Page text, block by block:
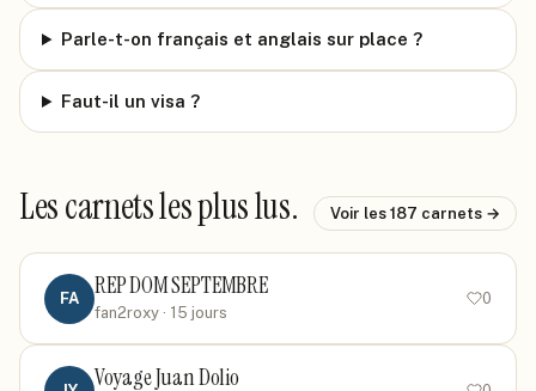
Parle-t-on français et anglais sur place ?
Faut-il un visa ?
Les carnets les plus lus. Voir les 187 carnets →
FA REP DOM SEPTEMBRE
fan2roxy · 15 jours
0
Voyage Juan Dolio